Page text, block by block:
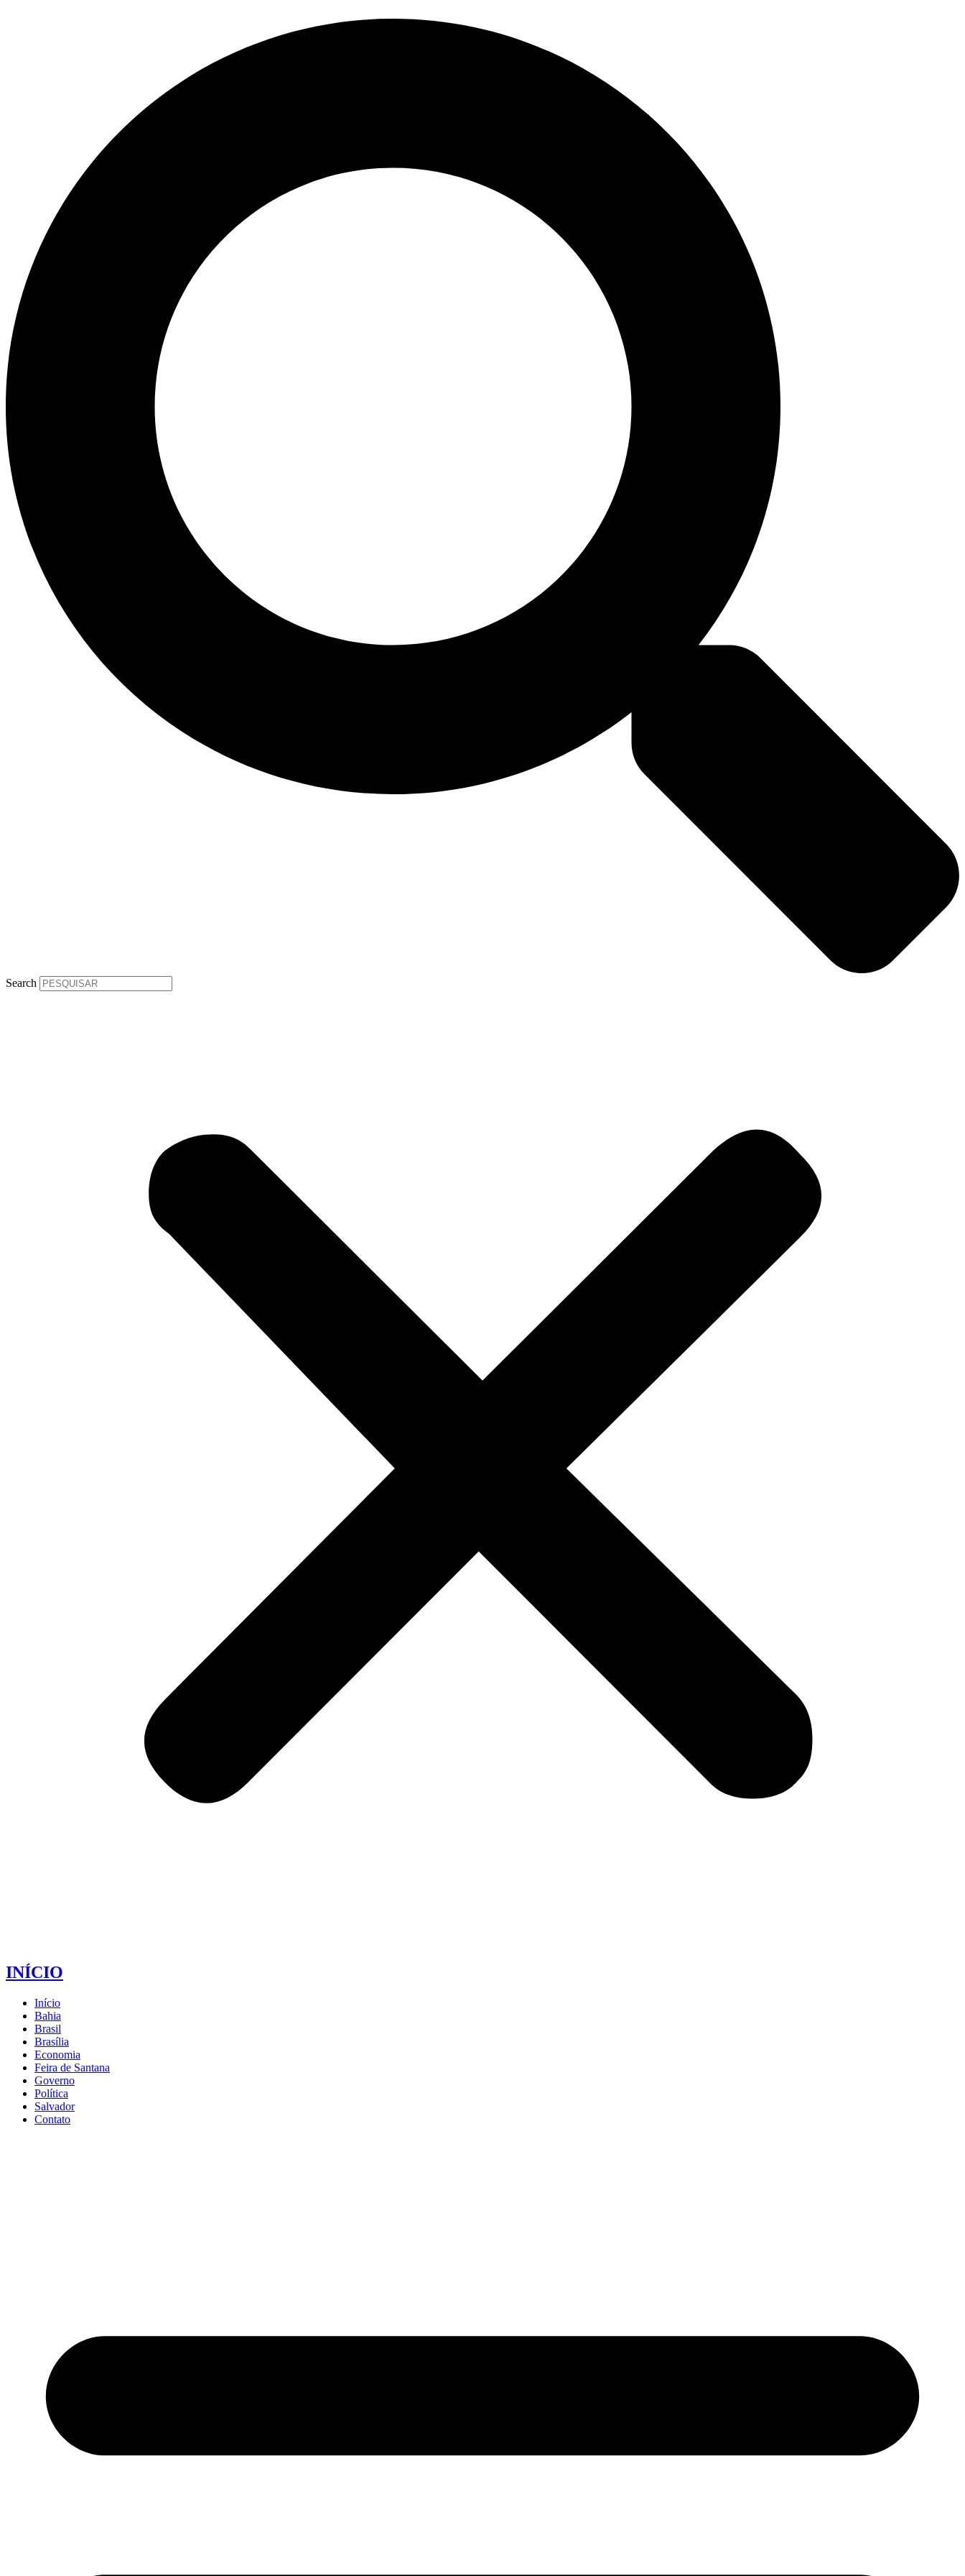
Search
INÍCIO
Início
Bahia
Brasil
Brasília
Economia
Feira de Santana
Governo
Política
Salvador
Contato